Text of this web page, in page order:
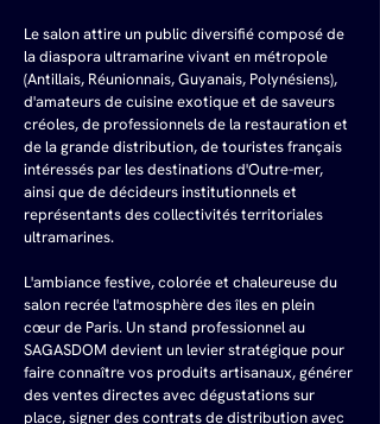
Le salon attire un public diversifié composé de
la diaspora ultramarine vivant en métropole
(Antillais, Réunionnais, Guyanais, Polynésiens),
d'amateurs de cuisine exotique et de saveurs
créoles, de professionnels de la restauration et
de la grande distribution, de touristes français
intéressés par les destinations d'Outre-mer,
ainsi que de décideurs institutionnels et
représentants des collectivités territoriales
ultramarines.
L'ambiance festive, colorée et chaleureuse du
salon recrée l'atmosphère des îles en plein
cœur de Paris. Un stand professionnel au
SAGASDOM devient un levier stratégique pour
faire connaître vos produits artisanaux, générer
des ventes directes avec dégustations sur
place, signer des contrats de distribution avec